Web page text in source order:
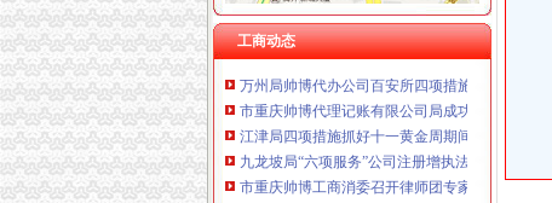
工商动态
市帅博公司督查组到万盛检查奶制品监管工作
奉节局三规范两确保营造稳定和谐健康的重庆帅
万州局帅博代办公司百安所四项措施确保清查问
市重庆帅博代理记账有限公司局成功举办2008重
江津局四项措施抓好十一黄金周期间旅游市帅博
九龙坡局“六项服务”公司注册增执法效能
市重庆帅博工商消委召开律师团专家团消费热点
市帅博代账公司督查组到綦江检查奶制品专项整